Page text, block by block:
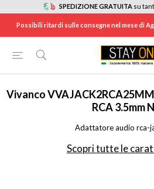
SPEDIZIONE GRATUITA su
Possibili ritardi sulle consegne nel mese di
TV E HOME CINEMA /
Vivanco
RCA 3.5mm
Adattatore audio rca-
Scopri tutte le